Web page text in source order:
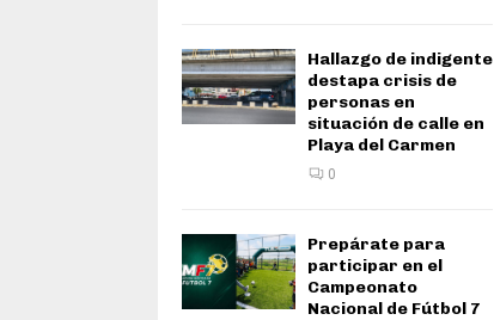
Hallazgo de indigente
destapa crisis de
personas en
situación de calle en
Playa del Carmen
0
Prepárate para
participar en el
Campeonato
Nacional de Fútbol 7